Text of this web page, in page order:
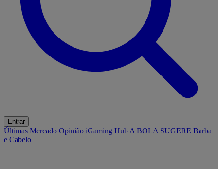
Entrar
Últimas Mercado Opinião iGaming Hub A BOLA SUGERE Barba
e Cabelo